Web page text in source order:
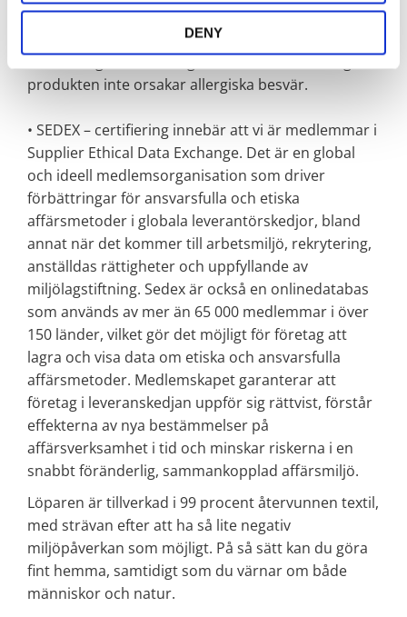
DENY
uppfyller höga humanekologiska krav, och inte
innehåller kemikalier i halter som är hälsoskadliga.
Certifieringen ska även garantera att den färdiga
produkten inte orsakar allergiska besvär.
• SEDEX – certifiering innebär att vi är medlemmar i
Supplier Ethical Data Exchange. Det är en global
och ideell medlemsorganisation som driver
förbättringar för ansvarsfulla och etiska
affärsmetoder i globala leverantörskedjor, bland
annat när det kommer till arbetsmiljö, rekrytering,
anställdas rättigheter och uppfyllande av
miljölagstiftning. Sedex är också en onlinedatabas
som används av mer än 65 000 medlemmar i över
150 länder, vilket gör det möjligt för företag att
lagra och visa data om etiska och ansvarsfulla
affärsmetoder. Medlemskapet garanterar att
företag i leveranskedjan uppför sig rättvist, förstår
effekterna av nya bestämmelser på
affärsverksamhet i tid och minskar riskerna i en
snabbt föränderlig, sammankopplad affärsmiljö.
Löparen är tillverkad i 99 procent återvunnen textil,
med strävan efter att ha så lite negativ
miljöpåverkan som möjligt. På så sätt kan du göra
fint hemma, samtidigt som du värnar om både
människor och natur.